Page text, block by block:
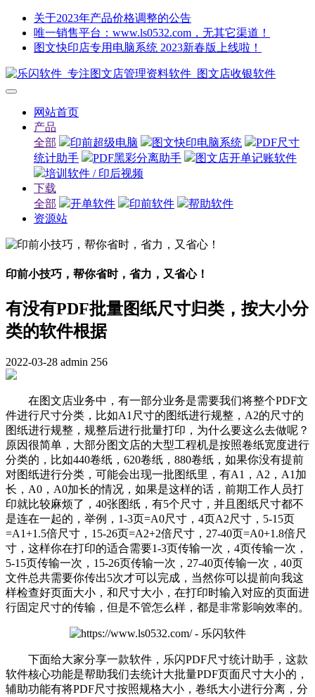
关于2023年产品价格调整的公告
唯一销售平台：www.ls0532.com，无其它渠道！
图文快印店专用电脑系统 2023新春版上线啦！
网站首页
产品
全部
印前超级电脑 图文快印电脑系统
PDF尺寸
统计助手
PDF黑彩分离助手
图文店开单记账软件
培训软件 / 印后视频
下载
全部
开单软件 印前软件
帮助软件
资源站
印前小技巧，帮你省时，省力，又省心！
有没有PDF批量图纸尺寸归类，按大小分
类的软件根据
2022-03-28 admin 256
在图文店业务中，有一部分业务是需要我们将整个PDF文
件进行尺寸分类，比如A1尺寸的图纸进行规整，A2的尺寸的
图纸进行规整，规整后进行批量打印，为什么要这么去做呢？
原因很简单，大部分图文店的大型工程机是按照卷纸宽度进行
分类的，比如440卷纸，620卷纸，880卷纸，如果你没有提前
对图纸进行分类，可能会出现一批图纸里，有A1，A2，A1加
长，A0，A0加长的情况，如果是这样的话，前期工作人员打
印就比较麻烦了，40张图纸，有5个尺寸，并且图纸尺寸都不
是连在一起的，举例，1-3页=A0尺寸，4页A2尺寸，5-15页
=A1+1.5倍尺寸，15-26页=A2+2倍尺寸，27-40页=A0+1.8倍尺
寸，这样你在打印的适合需要1-3页传输一次，4页传输一次，
5-15页传输一次，15-26页传输一次，27-40页传输一次，40页
文件总共需要你传出5次才可以完成，当然你可以提前向我这
样检查好页面大小，和尺寸大小，在打印时输入对应的页面进
行固定尺寸的传输，但是不管怎么样，都是非常影响效率的。
下面给大家分享一款软件，乐闪PDF尺寸统计助手，这款
软件核心功能是帮助我们去统计大批量PDF页面尺寸大小的，
辅助功能有将PDF尺寸按照规格大小，卷纸大小进行分离，分